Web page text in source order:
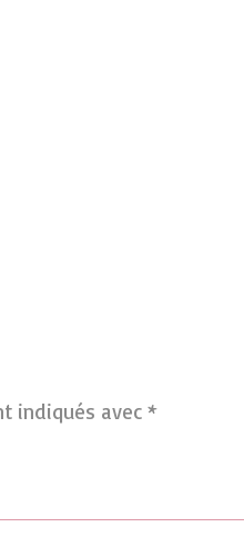
indiqués avec*